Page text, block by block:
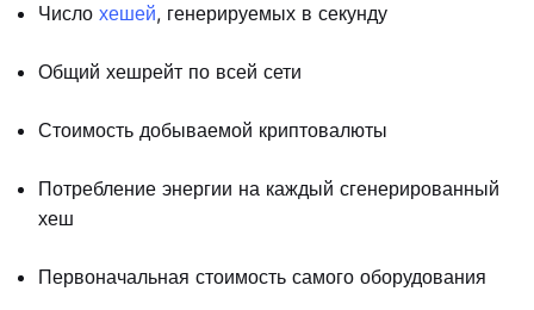
Число хешей, генерируемых в секунду
Общий хешрейт по всей сети
Стоимость добываемой криптовалюты
Потребление энергии на каждый сгенерированный
хеш
Первоначальная стоимость самого оборудования